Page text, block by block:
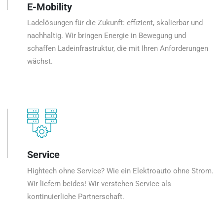
E-Mobility
Ladelösungen für die Zukunft: effizient, skalierbar und
nachhaltig. Wir bringen Energie in Bewegung und
schaffen Ladeinfrastruktur, die mit Ihren Anforderungen
wächst.
Service
Hightech ohne Service? Wie ein Elektroauto ohne Strom.
Wir liefern beides! Wir verstehen Service als
kontinuierliche Partnerschaft.